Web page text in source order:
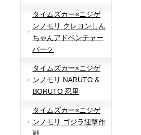
タイムズカー×ニジゲ
ンノモリ クレヨンしん
ちゃんアドベンチャー
パーク
タイムズカー×ニジゲ
ンノモリ NARUTO &
BORUTO 忍里
タイムズカー×ニジゲ
ンノモリ ゴジラ迎撃作